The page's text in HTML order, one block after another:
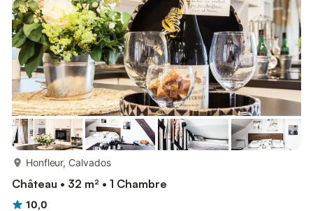
(château Gaillard, Harcourt) et de style renaissanc...
Honfleur, Calvados
Château • 32 m² • 1 Chambre
10,0